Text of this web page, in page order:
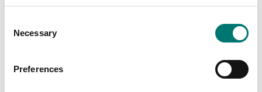
Selection
Necessary
Preferences